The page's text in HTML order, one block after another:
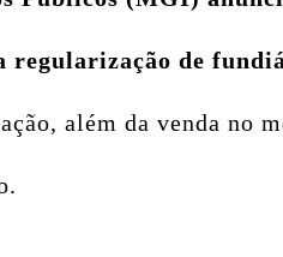
regularização de
além da venda